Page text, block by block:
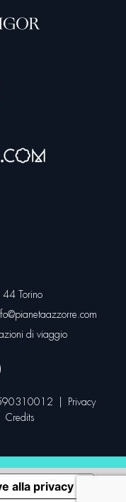
Torino
di viaggio
|
Privacy
Credits
alla privacy